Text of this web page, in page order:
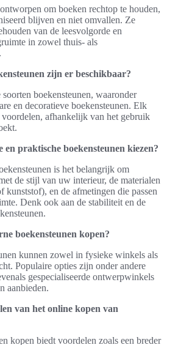
om boeken rechtop te houden,
blijven en niet omvallen. Ze
van de leesvolgorde en
in zowel thuis- als
zijn er beschikbaar?
boekensteunen, waaronder
en decoratieve boekensteunen. Elk
afhankelijk van het gebruik
praktische boekensteunen kiezen?
is het belangrijk om
de stijl van uw interieur, de materialen
kunststof), en de afmetingen die passen
Denk ook aan de stabiliteit en de
boekensteunen kopen?
kunnen zowel in fysieke winkels als
Populaire opties zijn onder andere
gespecialiseerde ontwerpwinkels
aanbieden.
van het online kopen van
kopen biedt voordelen zoals een breder